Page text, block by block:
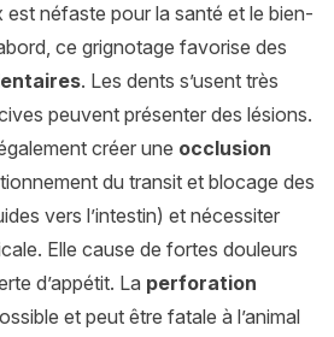
est néfaste pour la santé et le bien-
ce grignotage favorise des
. Les dents s’usent très
peuvent présenter des lésions.
créer une occlusion
du transit et blocage des
vers l’intestin) et nécessiter
Elle cause de fortes douleurs
d’appétit. La perforation
et peut être fatale à l’animal